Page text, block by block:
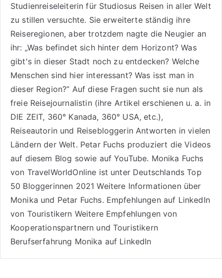
Studienreiseleiterin für Studiosus Reisen in aller Welt
zu stillen versuchte. Sie erweiterte ständig ihre
Reiseregionen, aber trotzdem nagte die Neugier an
ihr: „Was befindet sich hinter dem Horizont? Was
gibt's in dieser Stadt noch zu entdecken? Welche
Menschen sind hier interessant? Was isst man in
dieser Region?“ Auf diese Fragen sucht sie nun als
freie Reisejournalistin (ihre Artikel erschienen u. a. in
DIE ZEIT, 360° Kanada, 360° USA, etc.),
Reiseautorinund Reisebloggerin Antworten in vielen
Ländern der Welt. Petar Fuchs produziert die Videos
auf diesem Blog sowie aufYouTube. Monika Fuchs
von TravelWorldOnline ist unter Deutschlands Top
50 Bloggerinnen 2021 Weitere Informationen über
Monika und Petar Fuchs. Empfehlungen auf LinkedIn
von Touristikern Weitere Empfehlungen von
Kooperationspartnern und Touristikern
Berufserfahrung Monika auf LinkedIn